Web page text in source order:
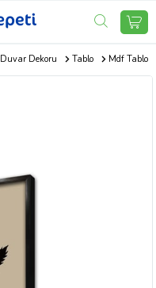
Duvar Dekoru Tablo Mdf Tablo